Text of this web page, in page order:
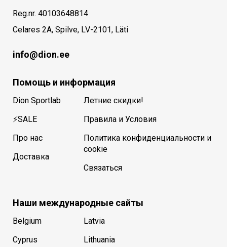
Reg.nr. 40103648814
Celares 2A, Spilve, LV-2101, Läti
info@dion.ee
Помощь и информация
Dion Sportlab
⚡SALE
Про нас
Доставка
Летние скидки!
Правила и Условия
Политика конфиденциальности и
cookie
Связаться
Наши международные сайты
Belgium
Cyprus
Latvia
Lithuania